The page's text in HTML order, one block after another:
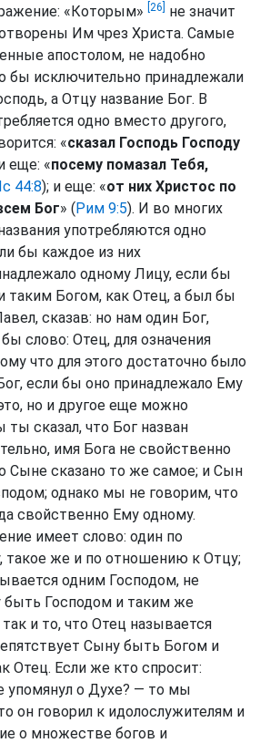
«Которым» [26]
не значит
Им чрез Христа. Самые
апостолом, не надобно
бы исключительно принадлежали
а Отцу название Бог. В
одно вместо другого,
«сказал Господь Господу
еще: «посему помазал Тебя,
44:8); и еще: «от них Христос по
Бог» (Рим 9:5). И во многих
употребляются одно
бы каждое из них
одному Лицу, если бы
Богом, как Отец, а был бы
сказав: но нам один Бог,
слово: Отец, для означения
что для этого достаточно было
если бы оно принадлежало Ему
но и другое еще можно
ты сказал, что Бог назван
имя Бога не свойственно
Сыне сказано то же самое; и Сын
однако мы не говорим, что
свойственно Ему одному.
имеет слово: один по
же и по отношению к Отцу;
одним Господом, не
быть Господом и таким же
и то, что Отец называется
Сыну быть Богом и
Отец. Если же кто спросит:
упомянул о Духе? — то мы
он говорил к идолослужителям и
о множестве богов и